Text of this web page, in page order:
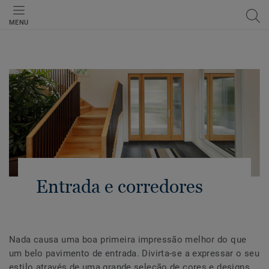
MENU
Entrada e corredores
Nada causa uma boa primeira impressão melhor do que
um belo pavimento de entrada. Divirta-se a expressar o seu